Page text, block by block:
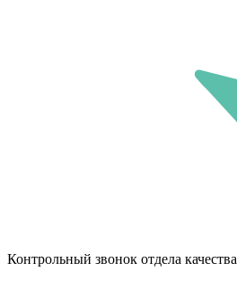
Контрольный звонок отдела качества